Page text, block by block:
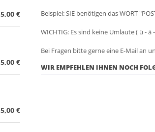
Beispiel: SIE benötigen das WORT
WICHTIG: Es sind keine Umlaute ( ü -
Bei Fragen bitte gerne eine E-Mail an
WIR EMPFEHLEN IHNEN NOCH
5,00 €
5,00 €
5,00 €